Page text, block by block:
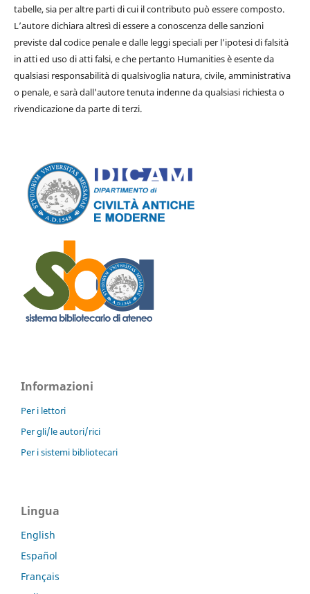
tabelle, sia per altre parti di cui il contributo può essere composto.
L’autore dichiara altresì di essere a conoscenza delle sanzioni
previste dal codice penale e dalle leggi speciali per l’ipotesi di falsità
in atti ed uso di atti falsi, e che pertanto Humanities è esente da
qualsiasi responsabilità di qualsivoglia natura, civile, amministrativa
o penale, e sarà dall'autore tenuta indenne da qualsiasi richiesta o
rivendicazione da parte di terzi.
Informazioni
Per i lettori
Per gli/le autori/rici
Per i sistemi bibliotecari
Lingua
English
Español
Français